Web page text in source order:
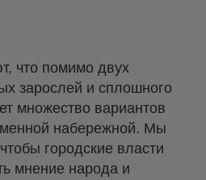
что помимо двух
зарослей и сплошного
множество вариантов
набережной. Мы
городские власти
мнение народа и